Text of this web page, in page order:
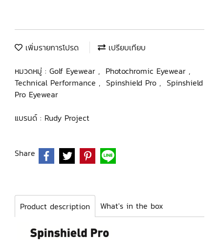
เพิ่มรายการโปรด
เปรียบเทียบ
หมวดหมู่ : Golf Eyewear , Photochromic Eyewear ,
Technical Performance , Spinshield Pro , Spinshield
Pro Eyewear
แบรนด์ : Rudy Project
Share
Product description What's in the box